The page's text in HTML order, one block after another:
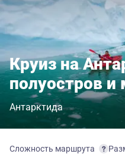
Круиз на
полуостров и
Антарктида
Сложность маршрута